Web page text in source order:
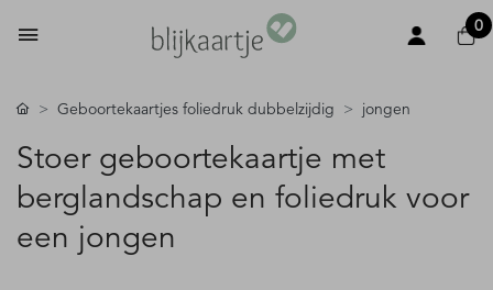
0
Geboortekaartjes foliedruk dubbelzijdig jongen
Stoer geboortekaartje met
berglandschap en foliedruk voor
een jongen